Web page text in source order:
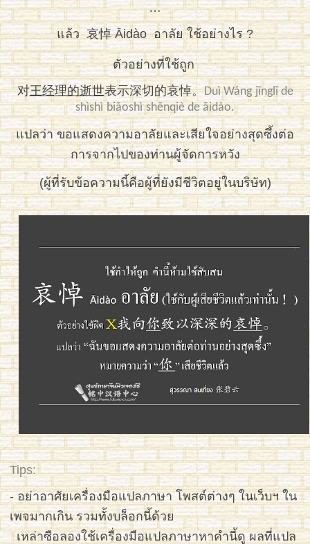
…
แล้ว哀悼 Āidào อาลัย ใช้อย่างไร ?
ตัวอย่างที่ใช้ถูก
对王经理的逝世表示深切的哀悼。DuìWáng jīnglǐde
shìshì biǎoshì shēnqièdeāidào.
แปลว่า ขอแสดงความอาลัยและเสียใจอย่างสุดซึ้งต่อ
การจากไปของท่านผู้จัดการหวัง
(ผู้ที่รับข้อความนี้คือผู้ที่ยังมีชีวิตอยู่ในบริษัท)
Tips:
- อย่าอาศัยเครื่องมือแปลภาษา โพสต์ต่างๆ ในเว็บฯ ใน
เพจมากเกิน รวมทั้งบล็อกนี้ด้วย
เหล่าซือลองใช้เครื่องมือแปลภาษาหาคำนี้ดู ผลที่แปล